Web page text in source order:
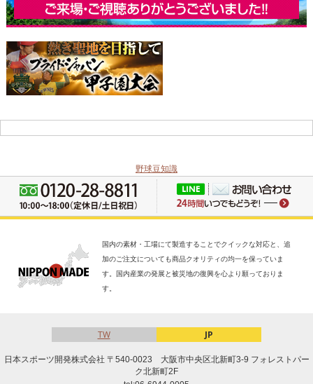
野球豆知識
国内の素材・工場にて製造することでクイックな対応と、追
加のご注文についても商品クオリティの均一を保っていま
す。国内産業の発展と被災地の復興を心より願っておりま
す。
TW JP
日本スポーツ開発株式会社 〒540-0023 大阪市中央区北新町3-9 フォレストパー
ク北新町2F